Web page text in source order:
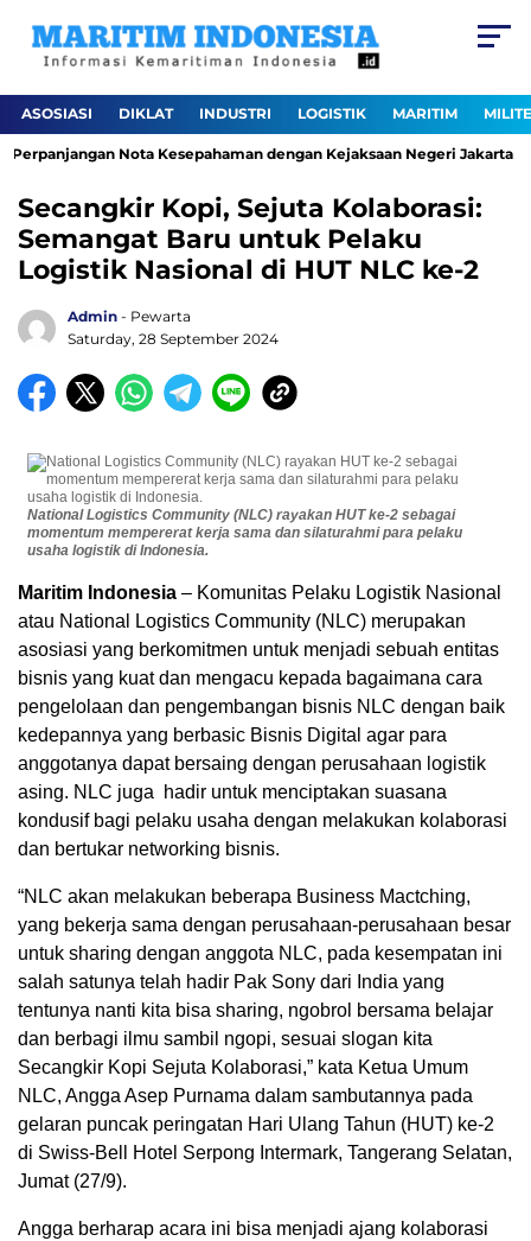
ASOSIASI DIKLAT INDUSTRI LOGISTIK MARITIM
Nota Kesepahaman dengan Kejaksaan Negeri Jakarta
Secangkir Kopi, Sejuta Kolaborasi:
Semangat Baru untuk Pelaku
Logistik Nasional di HUT NLC ke-2
Admin - Pewarta
Saturday, 28 September 2024
National Logistics Community (NLC) rayakan HUT ke-2 sebagai
momentum mempererat kerja sama dan silaturahmi para pelaku
usaha logistik di Indonesia.
Maritim Indonesia – Komunitas Pelaku Logistik Nasional
atau National Logistics Community (NLC) merupakan
asosiasi yang berkomitmen untuk menjadi sebuah entitas
bisnis yang kuat dan mengacu kepada bagaimana cara
pengelolaan dan pengembangan bisnis NLC dengan baik
kedepannya yang berbasic Bisnis Digital agar para
anggotanya dapat bersaing dengan perusahaan logistik
asing. NLC juga hadir untuk menciptakan suasana
kondusif bagi pelaku usaha dengan melakukan kolaborasi
dan bertukar networking bisnis.
“NLC akan melakukan beberapa Business Mactching,
yang bekerja sama dengan perusahaan-perusahaan besar
untuk sharing dengan anggota NLC, pada kesempatan ini
salah satunya telah hadir Pak Sony dari India yang
tentunya nanti kita bisa sharing, ngobrol bersama belajar
dan berbagi ilmu sambil ngopi, sesuai slogan kita
Secangkir Kopi Sejuta Kolaborasi,” kata Ketua Umum
NLC, Angga Asep Purnama dalam sambutannya pada
gelaran puncak peringatan Hari Ulang Tahun (HUT) ke-2
di Swiss-Bell Hotel Serpong Intermark, Tangerang Selatan,
Jumat (27/9).
Angga berharap acara ini bisa menjadi ajang kolaborasi